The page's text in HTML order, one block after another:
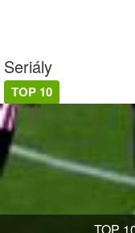
Seriály
TOP 10